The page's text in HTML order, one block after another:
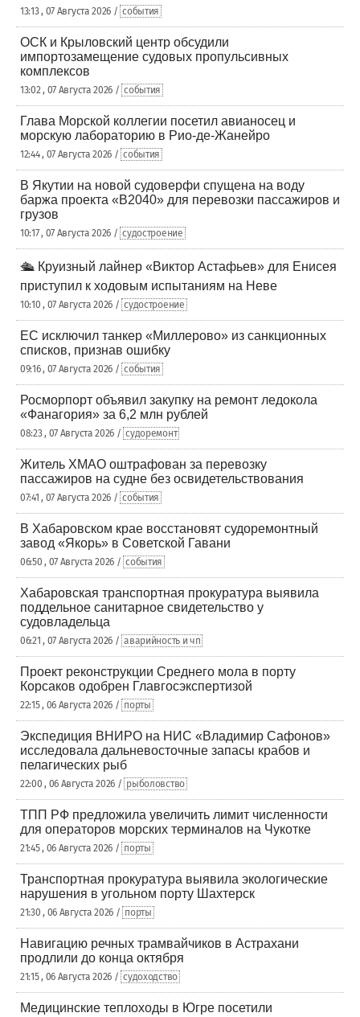
13:13 , 07 Августа 2026 / события
ОСК и Крыловский центр обсудили
импортозамещение судовых пропульсивных
комплексов
13:02 , 07 Августа 2026 / события
Глава Морской коллегии посетил авианосец и
морскую лабораторию в Рио-де-Жанейро
12:44 , 07 Августа 2026 / события
В Якутии на новой судоверфи спущена на воду
баржа проекта «В2040» для перевозки пассажиров и
грузов
10:17 , 07 Августа 2026 / судостроение
🛳️ Круизный лайнер «Виктор Астафьев» для Енисея
приступил к ходовым испытаниям на Неве
10:10 , 07 Августа 2026 / судостроение
ЕС исключил танкер «Миллерово» из санкционных
списков, признав ошибку
09:16 , 07 Августа 2026 / события
Росморпорт объявил закупку на ремонт ледокола
«Фанагория» за 6,2 млн рублей
08:23 , 07 Августа 2026 / судоремонт
Житель ХМАО оштрафован за перевозку
пассажиров на судне без освидетельствования
07:41 , 07 Августа 2026 / события
В Хабаровском крае восстановят судоремонтный
завод «Якорь» в Советской Гавани
06:50 , 07 Августа 2026 / события
Хабаровская транспортная прокуратура выявила
поддельное санитарное свидетельство у
судовладельца
06:21 , 07 Августа 2026 / аварийность и чп
Проект реконструкции Среднего мола в порту
Корсаков одобрен Главгосэкспертизой
22:15 , 06 Августа 2026 / порты
Экспедиция ВНИРО на НИС «Владимир Сафонов»
исследовала дальневосточные запасы крабов и
пелагических рыб
22:00 , 06 Августа 2026 / рыболовство
ТПП РФ предложила увеличить лимит численности
для операторов морских терминалов на Чукотке
21:45 , 06 Августа 2026 / порты
Транспортная прокуратура выявила экологические
нарушения в угольном порту Шахтерск
21:30 , 06 Августа 2026 / порты
Навигацию речных трамвайчиков в Астрахани
продлили до конца октября
21:15 , 06 Августа 2026 / судоходство
Медицинские теплоходы в Югре посетили